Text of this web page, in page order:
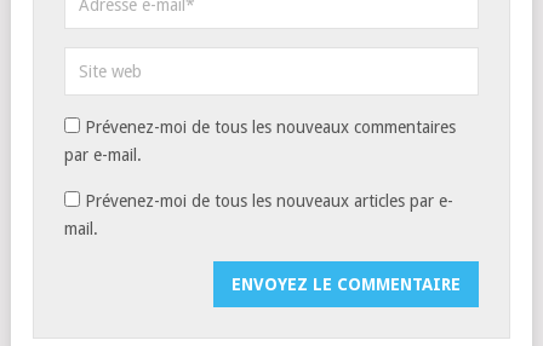
Prévenez-moi de tous les nouveaux commentaires
par e-mail.
Prévenez-moi de tous les nouveaux articles par e-
mail.